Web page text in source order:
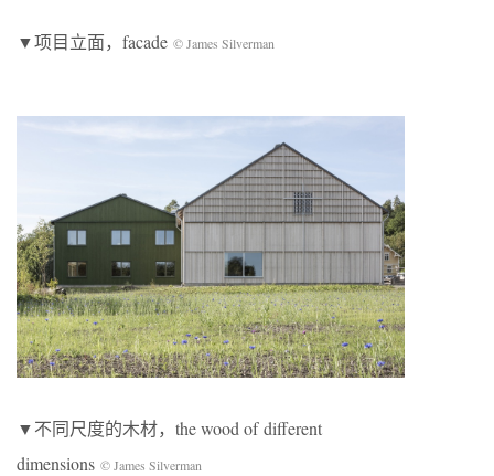
▼项目立面，facade © James Silverman
▼不同尺度的木材，the wood of different
dimensions © James Silverman